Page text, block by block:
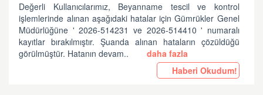
Değerli Kullanıcılarımız, Beyanname tescil ve kontrol
işlemlerinde alınan aşağıdaki hatalar için Gümrükler Genel
Müdürlüğüne ' 2026-514231 ve 2026-514410 ' numaralı
kayıtlar bırakılmıştır. Şuanda alınan hataların çözüldüğü
görülmüştür. Hatanın devam..
daha fazla
Haberi Okudum!